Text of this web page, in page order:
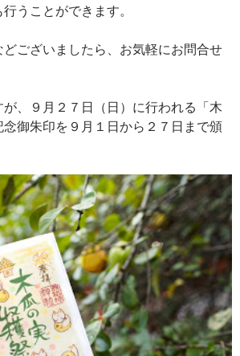
うことができます。
ございましたら、お気軽にお問合せ
、９月２７日（日）に行われる「木
御朱印を９月１日から２７日まで頒